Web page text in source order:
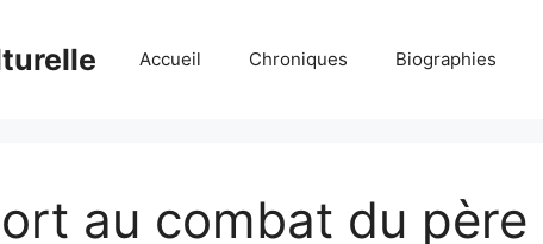
Accueil Chroniques Biographies
au combat du père